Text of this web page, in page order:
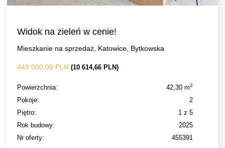
Widok na zieleń w cenie!
Mieszkanie na sprzedaż, Katowice, Bytkowska
449 000,00 PLN (10 614,66 PLN)
Powierzchnia: 42,30 m2
Pokoje:
2
Piętro:
1 z 5
Rok budowy:
2025
Nr oferty:
455391